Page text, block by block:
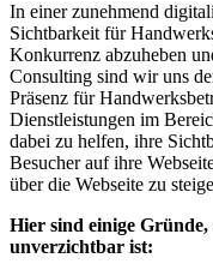
In einer zunehmend
Sichtbarkeit für
Konkurrenz abzuheben
Consulting sind wir uns
Präsenz für
Dienstleistungen im
dabei zu helfen, ihre
Besucher auf ihre
über die Webseite zu
Hier sind einige
unverzichtbar ist: